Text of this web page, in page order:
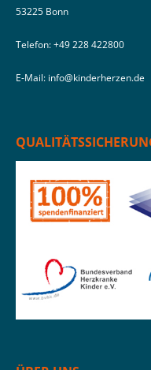
53225 Bonn
Telefon: ‭+49 228 422800‬
E-Mail: info@kinderherzen.de